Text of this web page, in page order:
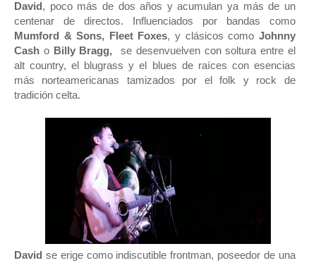
David , poco más de dos años y acumulan ya más de un
centenar de directos. Influenciados por bandas como
Mumford & Sons, Fleet Foxes, y clásicos como Johnny
Cash oBilly Bragg, se desenvuelven con soltura entre el
alt country, el blugrass y el blues de raíces con esencias
más norteamericanas tamizados por el folk y rock de
tradición celta.
David se erige como indiscutible frontman, poseedor de una